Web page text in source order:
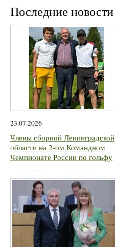
Последние новости
23.07.2026
Члены сборной Ленинградской
области на 2-ом Командном
Чемпионате России по гольфу